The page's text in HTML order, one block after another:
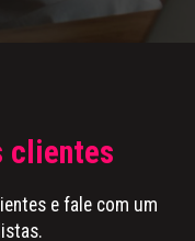
clientes
e fale com um